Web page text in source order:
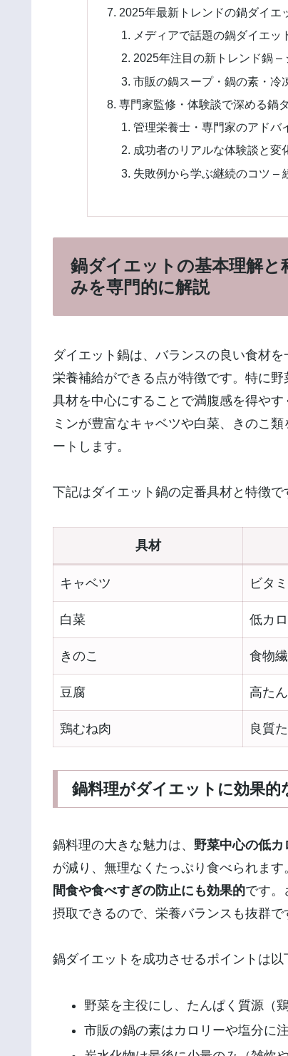
2025年最新トレンドの鍋ダイエ
メディアで話題の鍋ダイエ
2025年注目の新トレンド鍋
市販の鍋スープ・鍋の素・冷
専門家監修・体験談で深める鍋
管理栄養士・専門家のアドバ
成功者のリアルな体験談と変
失敗例から学ぶ継続のコツ –
鍋ダイエットの基本理解と
みを専門的に解説
ダイエット鍋は、バランスの良い食材
栄養補給ができる点が特徴です。特に
具材を中心にすることで満腹感を得や
ミンが豊富なキャベツや白菜、きのこ
ートします。
下記はダイエット鍋の定番具材と特徴で
具材
キャベツ ビタ
白菜 低カ
きのこ 食物
豆腐 高た
鶏むね肉 良質
鍋料理がダイエットに効果的
鍋料理の大きな魅力は、 野菜中心の低
が減り、無理なくたっぷり食べられます
間食や食べすぎの防止にも効果的です。
摂取できるので、栄養バランスも抜群で
鍋ダイエットを成功させるポイントは以
野菜を主役にし、たんぱく質源（
市販の鍋の素はカロリーや塩分に注